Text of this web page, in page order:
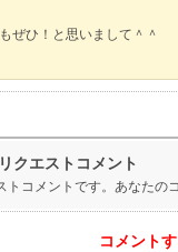
ぜひ！と思いまして＾＾
クエストコメント
コメントです。あなた
コメント